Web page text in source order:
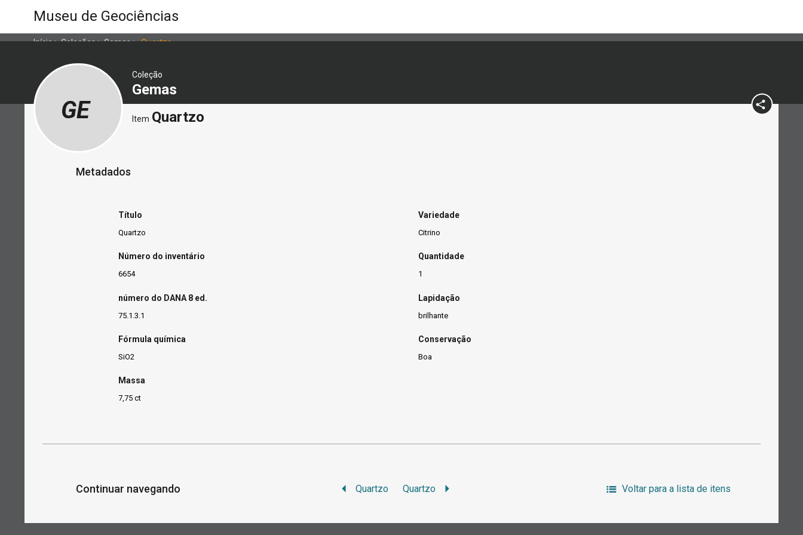
Museu de Geociências
Início>Coleções>Gemas>Quartzo
Coleção
Gemas
GE Item Quartzo
Metadados
Título
Quartzo
Número do inventário
6654
número do DANA 8 ed.
75.1.3.1
Fórmula química
SiO2
Massa
7,75 ct
Variedade
Citrino
Quantidade
1
Lapidação
brilhante
Conservação
Boa
Continuar navegando Quartzo Quartzo Voltar para a lista de itens